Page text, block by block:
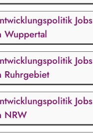
Jobs
Wuppertal
Jobs
Ruhrgebiet
Jobs
NRW